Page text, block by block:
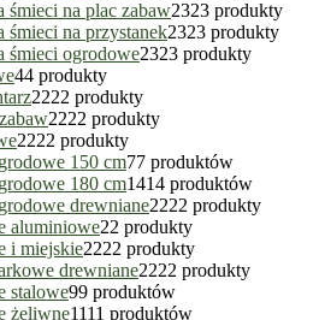
śmieci na plac zabaw2323 produkty
śmieci na przystanek2323 produkty
śmieci ogrodowe2323 produkty
44 produkty
2222 produkty
2222 produkty
2222 produkty
150 cm77 produktów
180 cm1414 produktów
drewniane2222 produkty
aluminiowe22 produkty
i miejskie2222 produkty
drewniane2222 produkty
stalowe99 produktów
żeliwne1111 produktów